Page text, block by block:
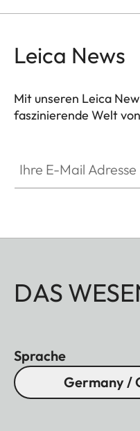
Leica News
Mit unseren Leica
faszinierende Welt
DAS
Sprache
Germany /